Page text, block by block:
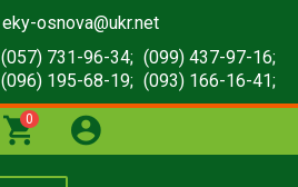
eky-osnova@ukr.net
(057) 731-96-34; (099) 437-97-16;
(096) 195-68-19; (093) 166-16-41;
0